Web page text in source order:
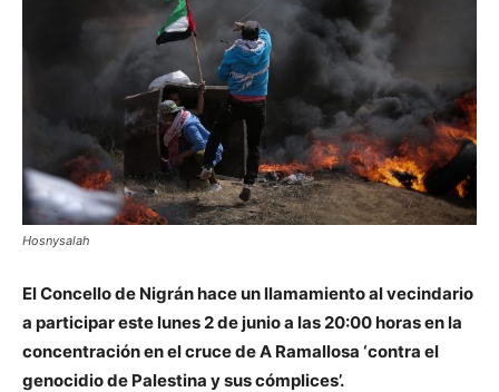
Hosnysalah
El Concello de Nigrán hace un llamamiento al vecindario
a participar este lunes 2 de junio a las 20:00 horas en la
concentración en el cruce de A Ramallosa ‘contra el
genocidio de Palestina y sus cómplices’.